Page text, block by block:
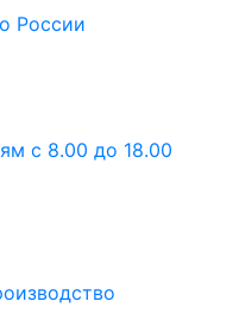
России
с 8.00 до 18.00